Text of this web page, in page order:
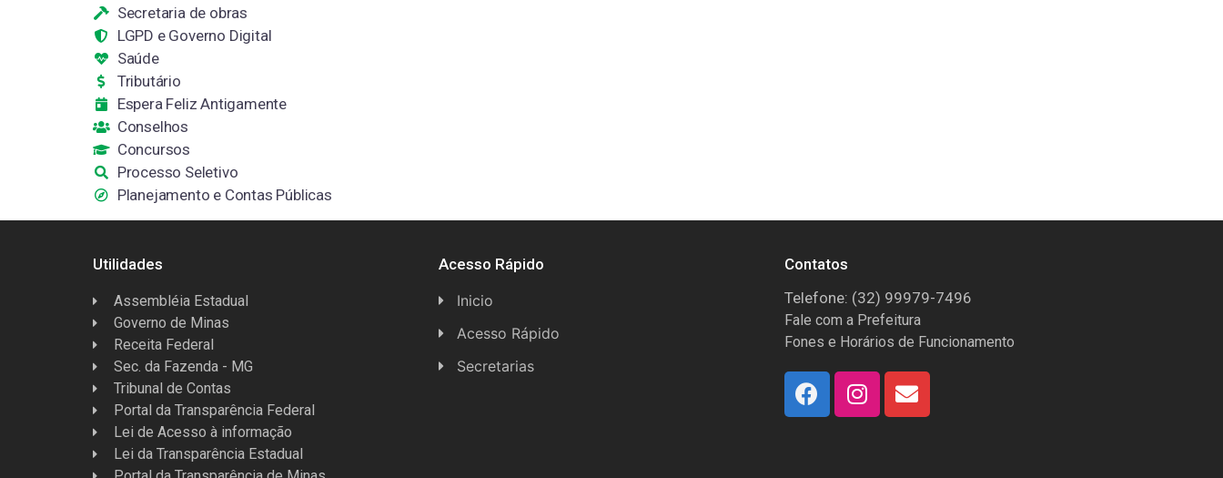
Secretaria de obras
LGPD e Governo Digital
Saúde
Tributário
Espera Feliz Antigamente
Conselhos
Concursos
Processo Seletivo
Planejamento e Contas Públicas
Utilidades
Assembléia Estadual
Governo de Minas
Receita Federal
Sec. da Fazenda - MG
Tribunal de Contas
Portal da Transparência Federal
Lei de Acesso à informação
Lei da Transparência Estadual
Acesso Rápido
Inicio
Acesso Rápido
Concursos
Secretarias
Contatos
Telefone: (32) 99979-7496
Fale com a Prefeitura
Fones e Horários de Funcionamento